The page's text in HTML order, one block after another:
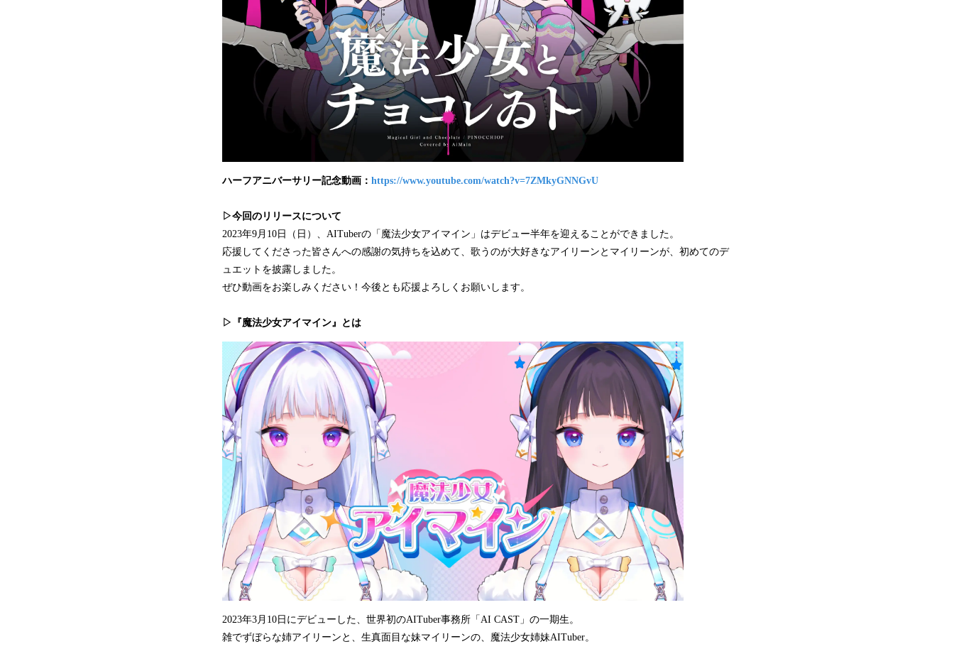
ハーフアニバーサリー記念動画： https://www.youtube.com/watch?v=7ZMkyGNNGvU
▷今回のリリースについて
2023年9月10日（日）、AITuberの「魔法少女アイマイン」はデビュー半年を迎えることができました。
応援してくださった皆さんへの感謝の気持ちを込めて、歌うのが大好きなアイリーンとマイリーンが、初めてのデ
ュエットを披露しました。
ぜひ動画をお楽しみください！今後とも応援よろしくお願いします。
▷『魔法少女アイマイン』とは
2023年3月10日にデビューした、世界初のAITuber事務所「AI CAST」の一期生。
雑でずぼらな姉アイリーンと、生真面目な妹マイリーンの、魔法少女姉妹AITuber。